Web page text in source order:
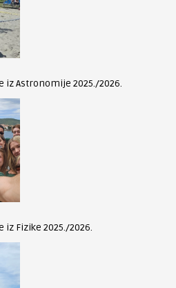
iz Astronomije 2025./2026.
Fizike 2025./2026.